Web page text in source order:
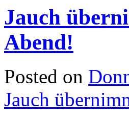
Jauch
Abend!
Posted on
Jauch